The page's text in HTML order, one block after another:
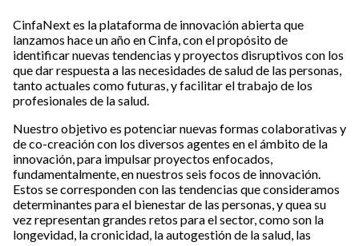
CinfaNext es la plataforma de innovación abierta que
lanzamos hace un año en Cinfa, con el propósito de
identificar nuevas tendencias y proyectos disruptivos con los
que dar respuesta a las necesidades de salud de las personas,
tanto actuales como futuras, y facilitar el trabajo de los
profesionales de la salud.
Nuestro objetivo es potenciar nuevas formas colaborativas y
de co-creación con los diversos agentes en el ámbito de la
innovación, para impulsar proyectos enfocados,
fundamentalmente, en nuestros seis focos de innovación.
Estos se corresponden con las tendencias que consideramos
determinantes para el bienestar de las personas, y quea su
vez representan grandes retos para el sector, como son la
longevidad, la cronicidad, la autogestión de la salud, las